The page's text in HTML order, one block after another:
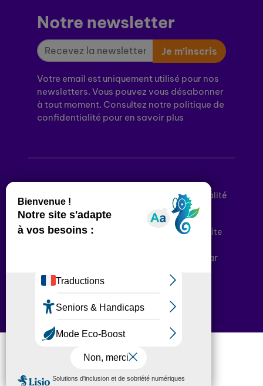
Notre newsletter
Je m’inscris
Votre email est uniquement utilisé pour nos
newsletters. Vous pouvez vous désabonner
à tout moment. Consultez notre politique de
confidentialité pour en savoir plus
Mentions légales
Politique de confidentialité
Conditions générales d’utilisation
Déclaration d’accessibilité
Plan du site
Plateforme développée en France par